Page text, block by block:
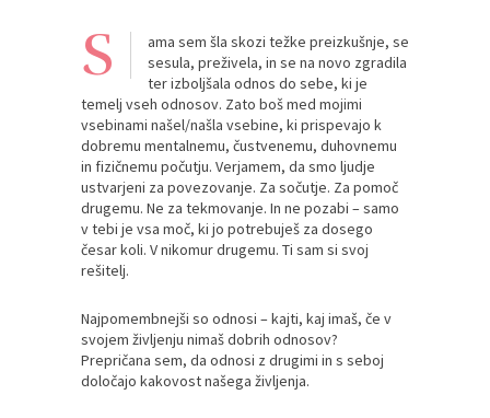
S
ama sem šla skozi težke preizkušnje, se
sesula, preživela, in se na novo zgradila
ter izboljšala odnos do sebe, ki je
temelj vseh odnosov. Zato boš med mojimi
vsebinami našel/našla vsebine, ki prispevajo k
dobremu mentalnemu, čustvenemu, duhovnemu
in fizičnemu počutju. Verjamem, da smo ljudje
ustvarjeni za povezovanje. Za sočutje. Za pomoč
drugemu. Ne za tekmovanje. In ne pozabi – samo
v tebi je vsa moč, ki jo potrebuješ za dosego
česar koli. V nikomur drugemu. Ti sam si svoj
rešitelj.
Najpomembnejši so odnosi – kajti, kaj imaš, če v
svojem življenju nimaš dobrih odnosov?
Prepričana sem, da odnosi z drugimi in s seboj
določajo kakovost našega življenja.